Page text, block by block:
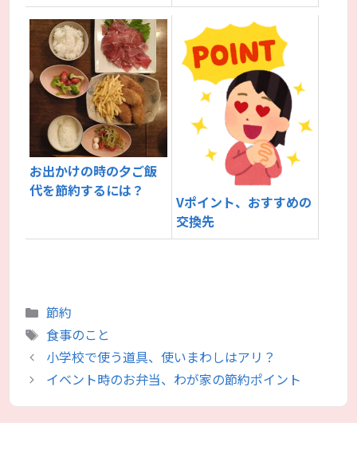
お出かけの時の夕ご飯
代を節約するには？
Vポイント、おすすめの
交換先
カ
テ
ゴ
リ
ー
節約
タ
グ
食事のこと
小学校で使う道具、使いまわしはアリ？
イベント時のお弁当、わが家の節約ポイント